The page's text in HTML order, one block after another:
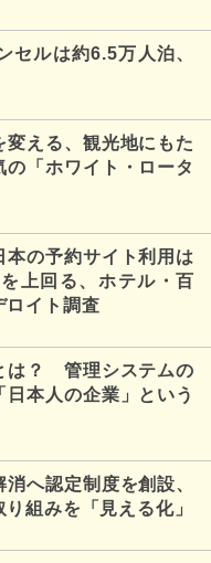
セルは約6.5万人泊、
変える、観光地にもた
「ホワイト・ロータ
本の予約サイト利用は
上回る、ホテル・百
イト調査
は？ 管理システムの
本人の企業」という
へ認定制度を創設、
組みを「見える化」